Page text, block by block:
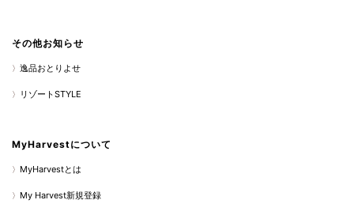
その他お知らせ
逸品おとりよせ
リゾートSTYLE
MyHarvestについて
MyHarvestとは
My Harvest新規登録